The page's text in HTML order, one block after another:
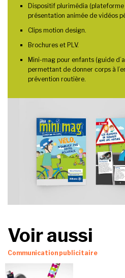
Dispositif plurimédia
présentation animée de vidéos
Clips motion design.
Brochures et PLV.
Mini-mag pour enfants (guide
permettant de donner corps à
prévention routière.
Voir aussi
Communication publicitaire